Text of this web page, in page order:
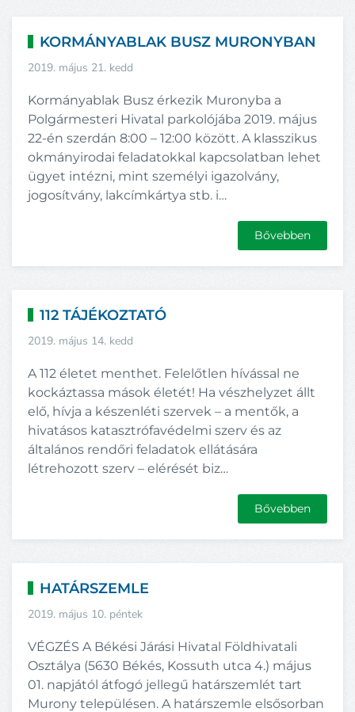
KORMÁNYABLAK BUSZ MURONYBAN
2019. május 21. kedd
Kormányablak Busz érkezik Muronyba a
Polgármesteri Hivatal parkolójába 2019. május
22-én szerdán 8:00 – 12:00 között. A klasszikus
okmányirodai feladatokkal kapcsolatban lehet
ügyet intézni, mint személyi igazolvány,
jogosítvány, lakcímkártya stb. i…
Bővebben
112 TÁJÉKOZTATÓ
2019. május 14. kedd
A 112 életet menthet. Felelőtlen hívással ne
kockáztassa mások életét! Ha vészhelyzet állt
elő, hívja a készenléti szervek – a mentők, a
hivatásos katasztrófavédelmi szerv és az
általános rendőri feladatok ellátására
létrehozott szerv – elérését biz…
Bővebben
HATÁRSZEMLE
2019. május 10. péntek
VÉGZÉS A Békési Járási Hivatal Földhivatali
Osztálya (5630 Békés, Kossuth utca 4.) május
01. napjától átfogó jellegű határszemlét tart
Murony településen. A határszemle elsősorban